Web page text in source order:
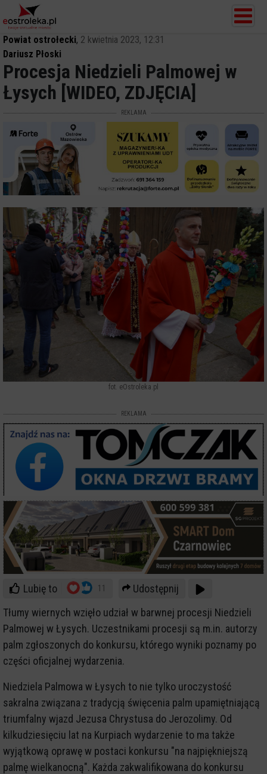
Powiat ostrołecki, 2 kwietnia 2023, 12:31
Dariusz Płoski
Procesja Niedzieli Palmowej w
Łysych [WIDEO, ZDJĘCIA]
REKLAMA
fot. eOstroleka.pl
REKLAMA
Lubię to 11
Udostępnij
Tłumy wiernych wzięło udział w barwnej procesji Niedzieli
Palmowej w Łysych. Uczestnikami procesji są m.in. autorzy
palm zgłoszonych do konkursu, którego wyniki poznamy po
części oficjalnej wydarzenia.
Niedziela Palmowa w Łysych to nie tylko uroczystość
sakralna związana z tradycją święcenia palm upamiętniającą
triumfalny wjazd Jezusa Chrystusa do Jerozolimy. Od
kilkudziesięciu lat na Kurpiach wydarzenie to ma także
wyjątkową oprawę w postaci konkursu "na najpiękniejszą
palmę wielkanocną". Każda zakwalifikowana do konkursu